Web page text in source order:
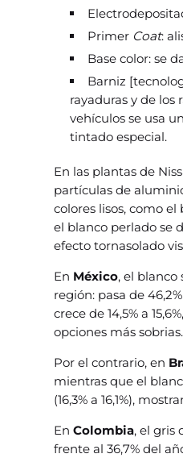
Primer Coat:
Base color: se
Barniz
rayaduras y de
vehículos se usa
tintado especial.
En las plantas de
partículas de
colores lisos, como
el blanco perlado se
efecto tornasolado
En México, el blanco
región: pasa de
crece de 14,5% a
opciones más sobrias.
Por el contrario, en
mientras que el
(16,3% a 16,1%),
EnColombia, el gris
frente al 36,7% del